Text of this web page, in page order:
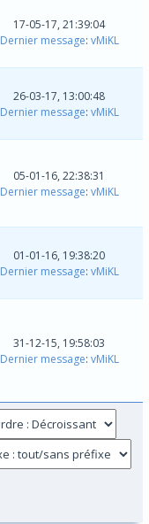
17-05-17, 21:39:04
Dernier message: vMiKL
26-03-17, 13:00:48
Dernier message: vMiKL
05-01-16, 22:38:31
Dernier message: vMiKL
01-01-16, 19:38:20
Dernier message: vMiKL
31-12-15, 19:58:03
Dernier message: vMiKL